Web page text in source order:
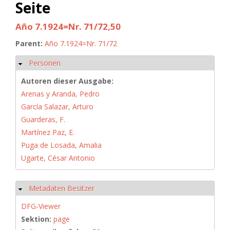
Seite
Año 7.1924=Nr. 71/72,50
Parent: Año 7.1924=Nr. 71/72
Ausblenden
Personen
Autoren dieser Ausgabe:
Arenas y Aranda, Pedro
García Salazar, Arturo
Guarderas, F.
Martínez Paz, E.
Puga de Losada, Amalia
Ugarte, César Antonio
Ausblenden
Metadaten Besitzer
DFG-Viewer
Sektion: page